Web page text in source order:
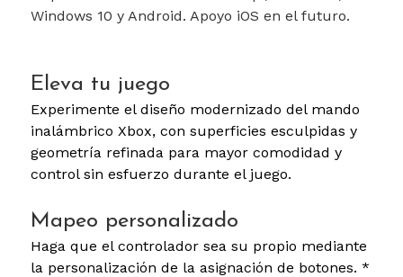
Windows 10 y Android. Apoyo iOS en el futuro.
Eleva tu juego
Experimente el diseño modernizado del mando
inalámbrico Xbox, con superficies esculpidas y
geometría refinada para mayor comodidad y
control sin esfuerzo durante el juego.
Mapeo personalizado
Haga que el controlador sea su propio mediante
la personalización de la asignación de botones. *